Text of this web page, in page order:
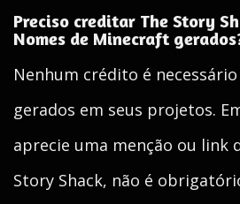
Preciso creditar The Story
Nomes de Minecraft
Nenhum crédito é
gerados em seus projetos.
aprecie uma menção ou link
Story Shack, não é